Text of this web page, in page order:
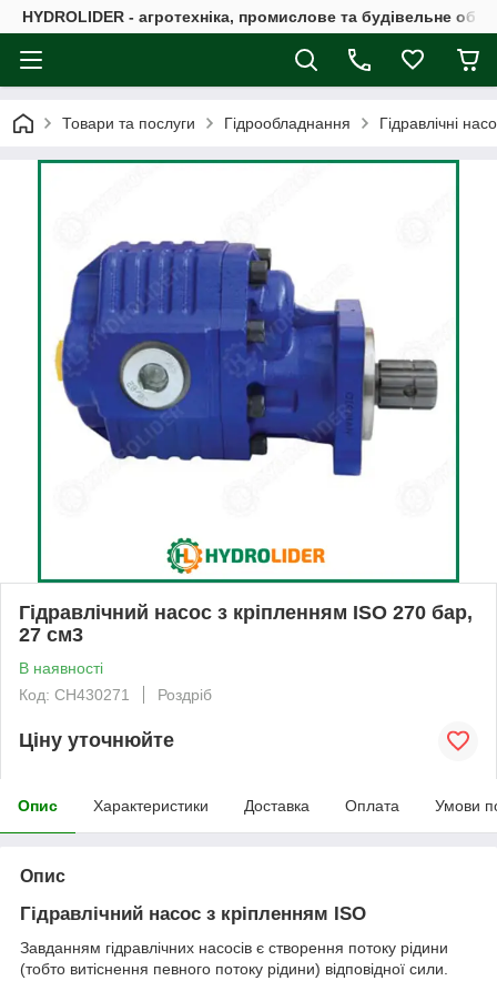
HYDROLIDER - агротехніка, промислове та будівельне
Товари та послуги Гідрообладнання Гідравлічні
Гідравлічний насос з кріпленням ISO 270 бар,
27 см3
В наявності
Код: CH430271
Роздріб
Ціну уточнюйте
Опис Характеристики Доставка Оплата Умови
Опис
Гідравлічний насос з кріпленням ISO
Завданням гідравлічних насосів є створення потоку рідини
(тобто витіснення певного потоку рідини) відповідної сили.